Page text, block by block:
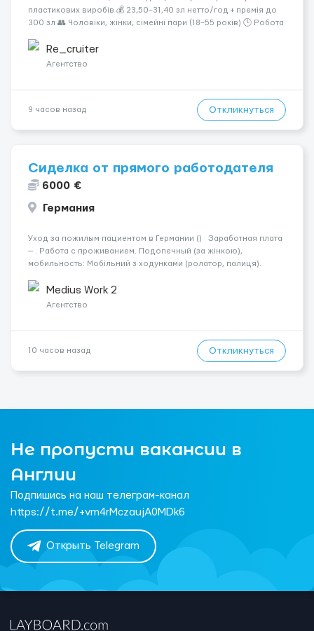
пластикових виробів 💰 23,50–31,40 зл нетто/год + премія до
300 зл 👥 Чоловіки, жінки, сімейні пари (18–55 років) 🕒 Робота
житло — 400 зл. 📦 Обов...
Re_cruiter
Агентство
9 часов назад Откликнуться
Сиделка от прямого работодателя
6000 €
Германия
Уход за пожилым пациентом в Германии () Заработная плата
— . Работа с проживанием. Подопечный (за жінкою),
мобильность: Мобільний з ходунками (ролатор, палиця).
Ночью: Спить не прокидаючись. Требования: По...
Medius Work 2
Агентство
10 часов назад Откликнуться
Не пропусти вакансии в
Англии
Подпишись на наш телеграм-канал
https://t.me/+vm4rMczaujA0MDk6
Открыть Telegram